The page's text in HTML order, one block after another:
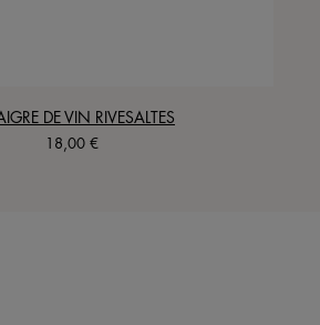
DE VIN RIVESALTES
Precio
18,00 €